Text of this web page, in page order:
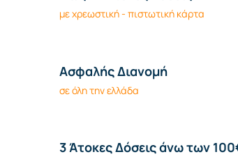
με χρεωστική - πιστωτική κάρτα
Ασφαλής Διανομή
σε όλη την ελλάδα
3 Άτοκες Δόσεις άνω των